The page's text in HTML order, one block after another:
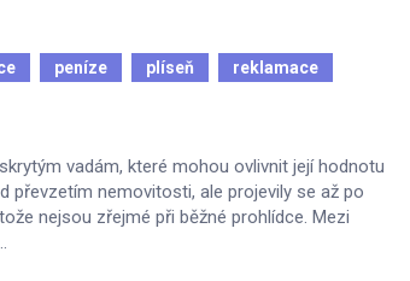
peníze plíseň reklamace
vadám, které mohou ovlivnit její hodnotu
převzetím nemovitosti, ale projevily se až po
nejsou zřejmé při běžné prohlídce. Mezi